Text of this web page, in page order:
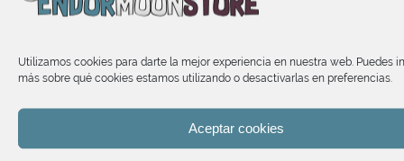
Utilizamos cookies para darte la mejor experiencia en nuestra web. Puedes
más sobre qué cookies estamos utilizando o desactivarlas en preferencias.
Aceptar cookies